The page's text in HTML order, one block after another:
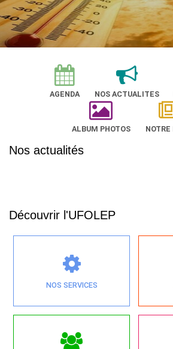
AGENDA NOS ACTUALITES
ALBUM PHOTOS NOTRE
Nos actualités
Découvrir l'UFOLEP
NOS SERVICES